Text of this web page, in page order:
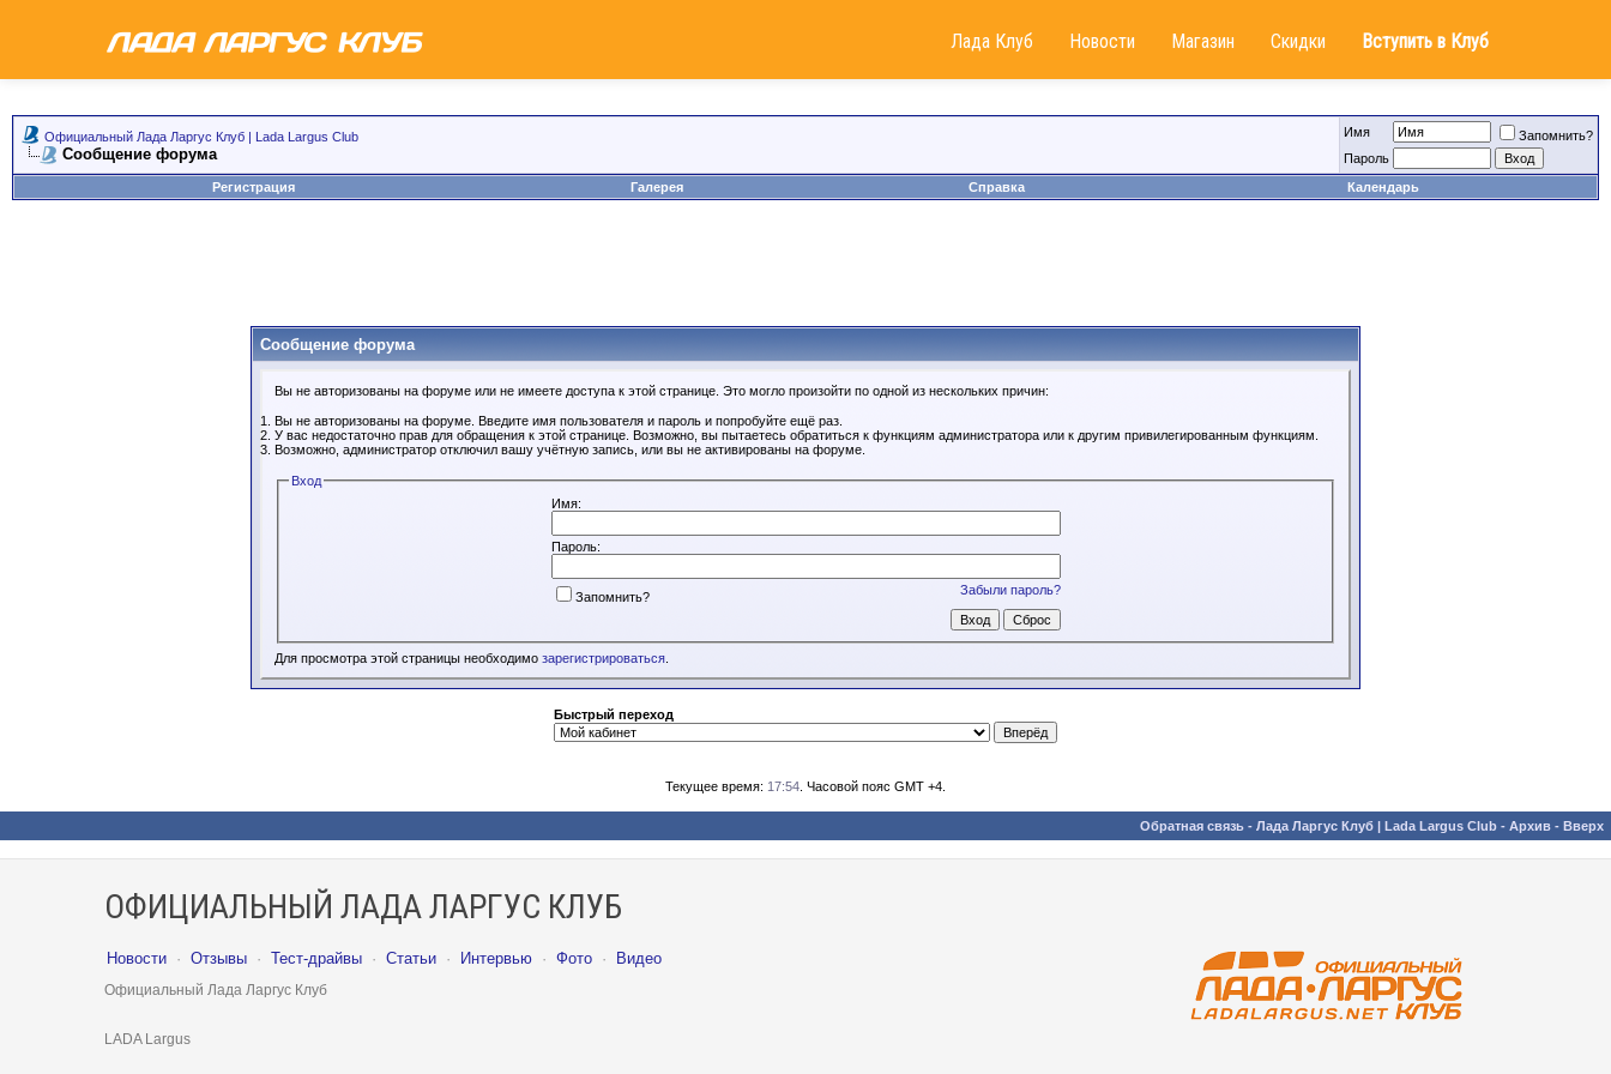
Лада Клуб Новости Магазин Скидки Вступить в Клуб
Официальный Лада Ларгус Клуб | Lada Largus Club
Сообщение форума
Имя
Запомнить?
Пароль
Регистрация
Галерея Справка Календарь
Сообщение форума
Вы не авторизованы на форуме или не имеете доступа к этой странице. Это могло произойти по одной из нескольких причин:
Вы не авторизованы на форуме. Введите имя пользователя и пароль и попробуйте ещё раз.
У вас недостаточно прав для обращения к этой странице. Возможно, вы пытаетесь обратиться к функциям администратора или к другим привилегированным функциям.
Возможно, администратор отключил вашу учётную запись, или вы не активированы на форуме.
Вход
Имя:
Пароль:
Забыли пароль?
Запомнить?
Для просмотра этой страницы необходимо зарегистрироваться
Быстрый переход
Текущее время: 17:54 . Часовой пояс GMT +4.
Обратная связь - Лада Ларгус Клуб | Lada Largus Club - Архив - Вверх
ОФИЦИАЛЬНЫЙ ЛАДА ЛАРГУС КЛУБ
Новости · Отзывы · Тест-драйвы · Статьи · Интервью · Фото · Видео
Официальный Лада Ларгус Клуб
LADA Largus